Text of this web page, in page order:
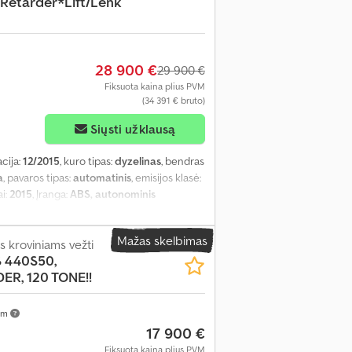
28 900 €29 900 €
Fiksuota kaina plius PVM
(34 391 € bruto)
Siųsti užklausą
12/2015, kuro tipas:dyzelinas, bendras
, pavaros tipas:automatinis, emisijos klasė:
2015, Įranga: ABS, autonominis
Mažas skelbimas
kroviniams vežti
440S50,
120 TONE!!
17 900 €
Fiksuota kaina plius PVM